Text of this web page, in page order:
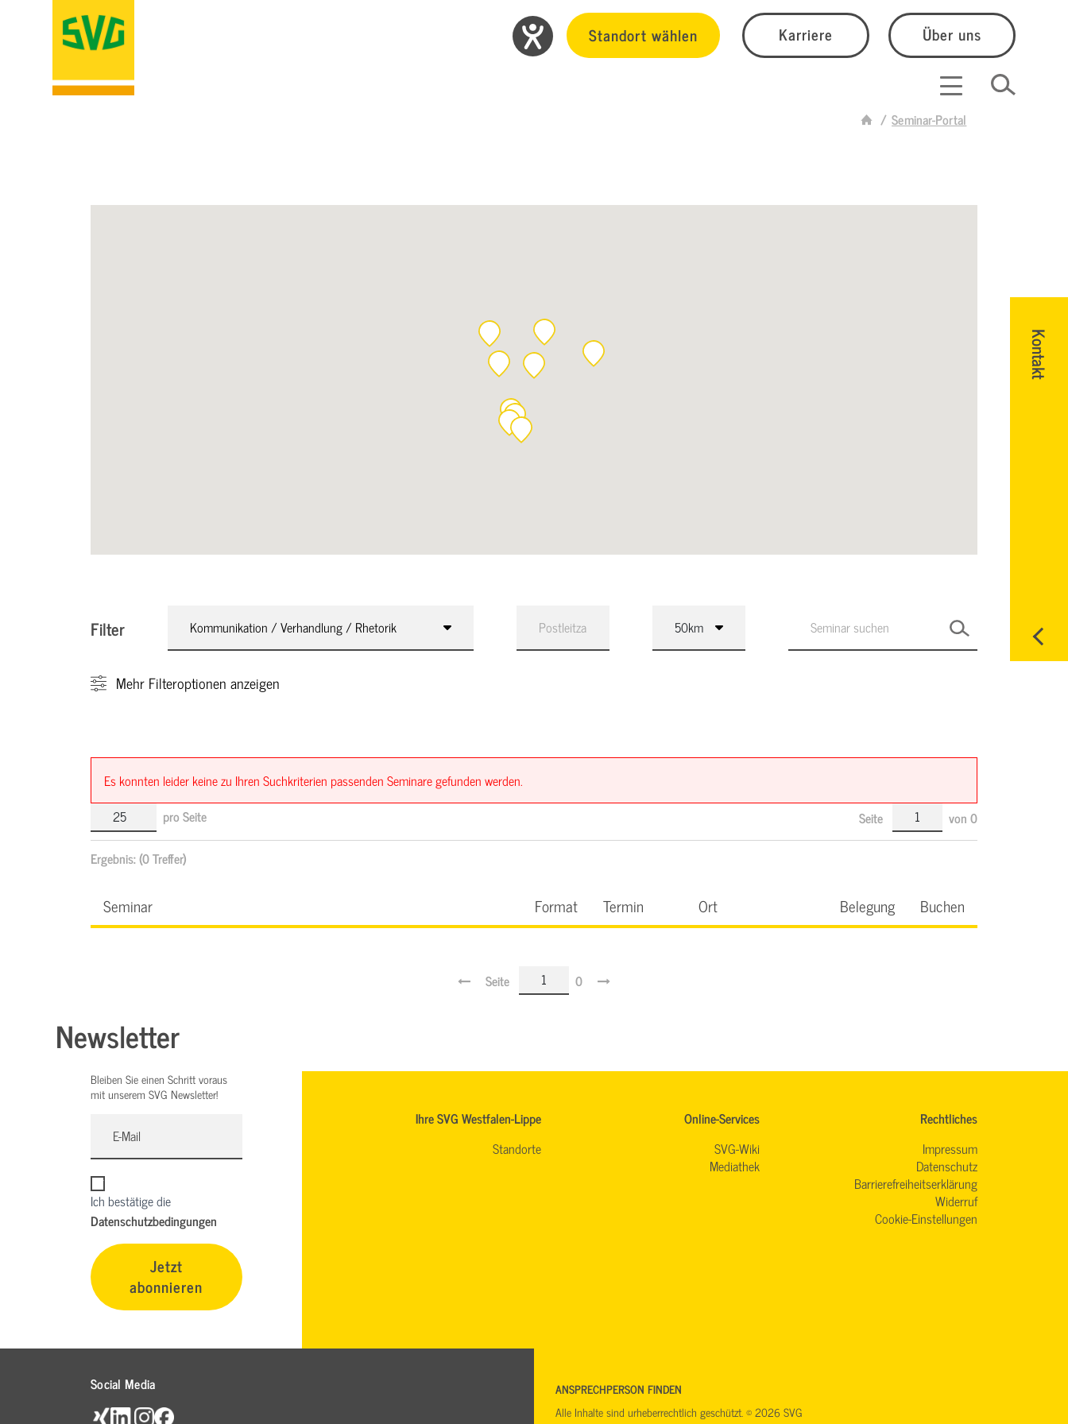
Standort wählen Karriere Über uns
Seminar-Portal
Kontakt
Filter Kommunikation / Verhandlung / Rhetorik
Mehr Filteroptionen anzeigen
Es konnten leider keine zu Ihren Suchkriterien passenden Seminare gefunden werden.
pro Seite
Seite von0
Ergebnis:(0 Treffer)
Seminar Format Termin Ort Belegung Buchen
Seite 0
Newsletter
Bleiben Sie einen Schritt voraus
mit unserem SVG Newsletter!
Ich bestätige die
Datenschutzbedingungen
Jetzt
abonnieren
Ihre SVG Westfalen-Lippe
Standorte
Online-Services
SVG-Wiki
Mediathek
Rechtliches
Impressum
Datenschutz
Barrierefreiheitserklärung
Widerruf
Cookie-Einstellungen
Social Media
ANSPRECHPERSON FINDEN
Alle Inhalte sind urheberrechtlich geschützt. © 2026 SVG